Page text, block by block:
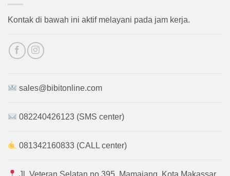
Kontak di bawah ini aktif melayani pada jam kerja.
sales@bibitonline.com
082240426123 (SMS center)
081342160833 (CALL center)